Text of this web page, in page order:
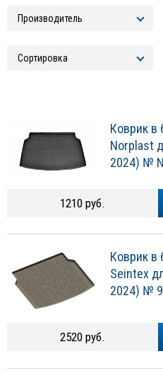
Коврик в
Norplast
2024) №
1210 руб.
Коврик в
Seintex
2024) №
2520 руб.